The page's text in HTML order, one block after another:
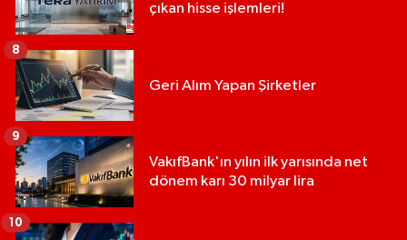
çıkan hisse işlemleri!
Geri Alım Yapan Şirketler
8
VakıfBank'ın yılın ilk yarısında net
dönem karı 30 milyar lira
9
10